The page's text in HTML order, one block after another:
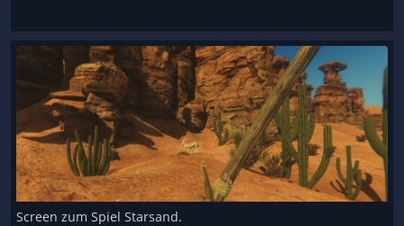
Screen zum Spiel Starsand.